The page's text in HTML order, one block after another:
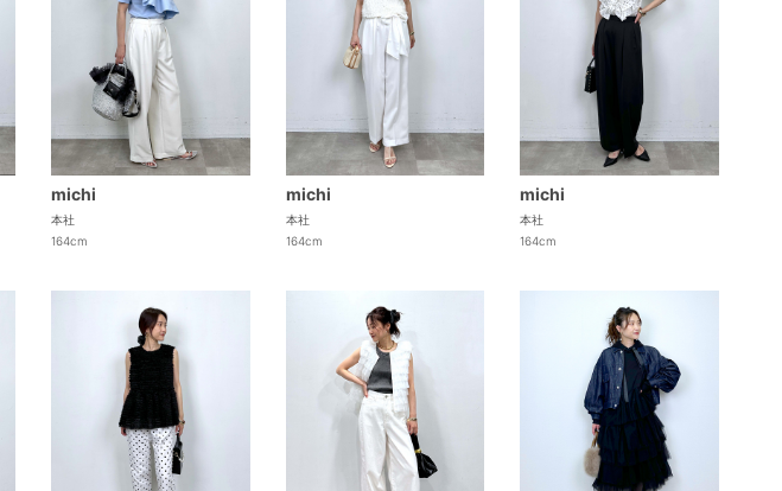
michi
本社
164cm
michi
本社
164cm
michi
本社
164cm